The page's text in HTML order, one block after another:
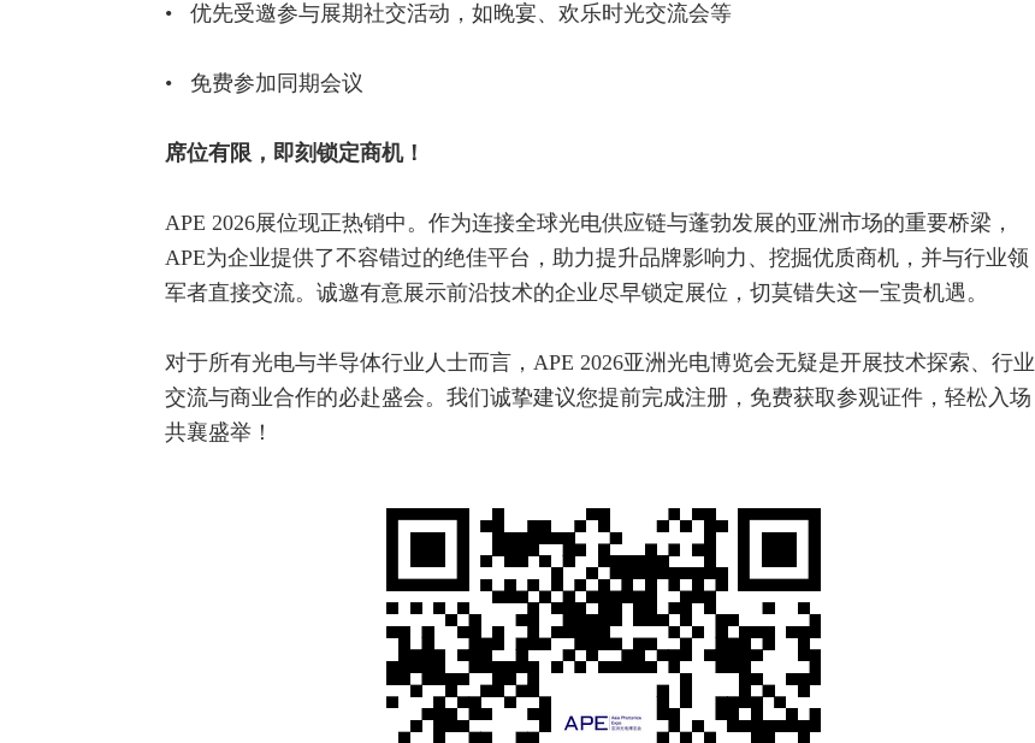
• 优先受邀参与展期社交活动，如晚宴、欢乐时光交流会等
• 免费参加同期会议
席位有限，即刻锁定商机！
APE 2026展位现正热销中。作为连接全球光电供应链与蓬勃发展的亚洲市场的重要桥梁，
APE为企业提供了不容错过的绝佳平台，助力提升品牌影响力、挖掘优质商机，并与行业领
军者直接交流。诚邀有意展示前沿技术的企业尽早锁定展位，切莫错失这一宝贵机遇。
对于所有光电与半导体行业人士而言，APE 2026亚洲光电博览会无疑是开展技术探索、行业
交流与商业合作的必赴盛会。我们诚挚建议您提前完成注册，免费获取参观证件，轻松入场
共襄盛举！